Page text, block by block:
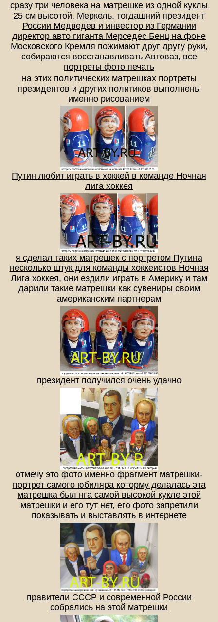
сразу три человека на матрешке из одной куклы
25 см высотой, Меркель, тогдашний президент
России Медведев и инвестор из Германии
директор авто гиганта Мерседес Бенц на фоне
Московского Кремля пожимают друг другу руки,
собираются восстанавливать Автоваз, все
портреты фото печать
на этих политических матрешках портреты
президентов и других политиков выполнены
именно рисованием
Путин любит играть в хоккей в команде Ночная
лига хоккея
я сделал таких матрешек с портретом Путина
несколько штук для команды хоккеистов Ночная
Лига хоккея, они ездили играть в Америку и там
дарили такие матрешки как сувениры своим
американским партнерам
президент получился очень удачно
отмечу это фото именно фрагмент матрешки-
портрет самого юбиляра которму делалась эта
матрешка был нга самой высокой кукле этой
матрешки и его тут нет, его фото запретили
показывать и выставлять в интернете
правители СССР и современной России
собрались на этой матрешки